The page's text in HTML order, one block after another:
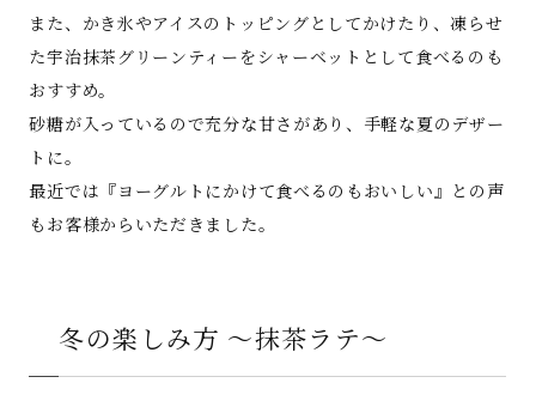
また、かき氷やアイスのトッピングとしてかけたり、凍らせ
た宇治抹茶グリーンティーをシャーベットとして食べるのも
おすすめ。
砂糖が入っているので充分な甘さがあり、手軽な夏のデザー
トに。
最近では『ヨーグルトにかけて食べるのもおいしい』との声
もお客様からいただきました。
冬の楽しみ方 ～抹茶ラテ～